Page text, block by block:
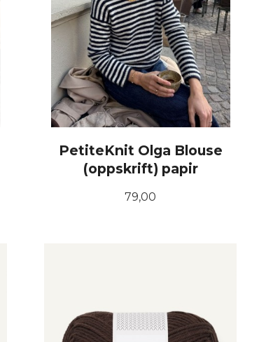
PetiteKnit Olga Blouse
(oppskrift) papir
Pris
79,00